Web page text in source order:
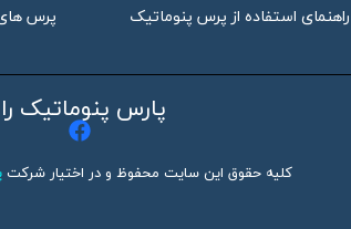
راهنمای استفاده از پرس پنوماتیک
پرس
پارس پنوماتیک
کلیه حقوق این سایت محفوظ و در اختیار شرکت